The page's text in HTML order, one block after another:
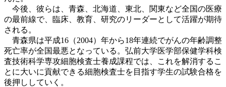
今後、彼らは、青森、北海道、東北、関東など全国の医療
の最前線で、臨床、教育、研究のリーダーとして活躍が期待
される。
青森県は平成16（2004）年から18年連続でがんの年齢調整
死亡率が全国最悪となっている。弘前大学医学部保健学科検
査技術科学専攻細胞検査士養成課程では、これを解消するこ
とに大いに貢献できる細胞検査士を目指す学生の試験合格を
後押ししていく。